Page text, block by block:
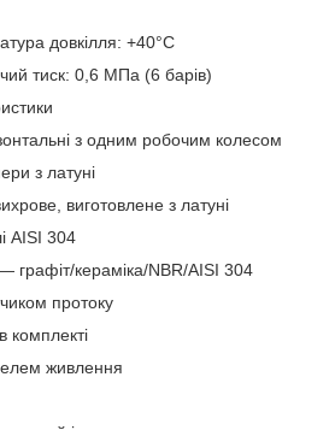
довкілля: +40°С
тиск: 0,6 МПа (6 барів)
з одним робочим колесом
з латуні
виготовлене з латуні
AISI 304
графіт/кераміка/NBR/AISI 304
протоку
комплекті
живлення